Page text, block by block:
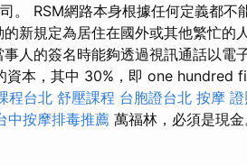
。 RSM網路本身根據任何定義都不
新規定為居住在國外或其他繁忙的
人的簽名時能夠透過視訊通話以電
資本，其中 30%，即 one hundred
程台北 舒壓課程 台胞證台北 按摩 證
中按摩排毒推薦 萬福林，必須是現金